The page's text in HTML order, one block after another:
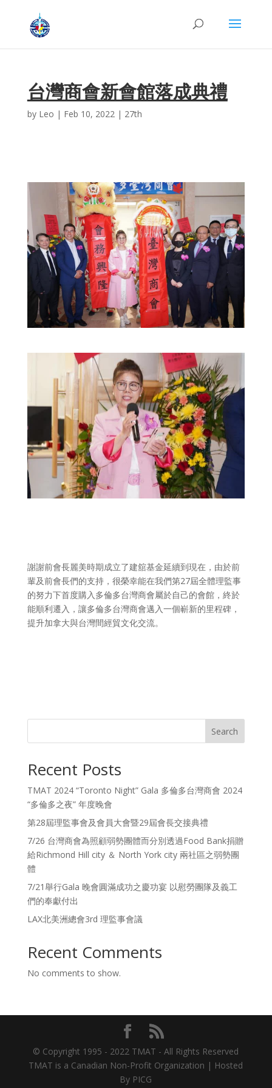
台灣商會新會館落成典禮
by Leo | Feb 10, 2022| 27th
謝謝前會長麗美時期成立了建舘基金延續到現在，由於前
輩及前會長們的支持，很榮幸能在我們第27屆全體理監事
的努力下首度購入多倫多台灣商會屬於自己的會館，終於
能順利遷入，讓多倫多台灣商會邁入一個嶄新的里程碑，
提升加拿大與台灣間經貿文化交流。
Search
Recent Posts
TMAT 2024 “Toronto Night” Gala 多倫多台灣商會 2024
“多倫多之夜” 年度晚會
第28屆理監事會及會員大會暨29屆會長交接典禮
7/26 台灣商會為照顧弱勢團體而分別透過Food Bank捐贈
給Richmond Hill city ＆ North York city 兩社區之弱勢團
體
7/21舉行Gala 晚會圓滿成功之慶功宴 以慰勞團隊及義工
們的奉獻付出
LAX北美洲總會3rd 理監事會議
Recent Comments
No comments to show.
© Copyright 1995 - 2022 TMAT - All Rights Reserved
TMAT is a Canadian Non-Profit Organization | Hosted
By PICG